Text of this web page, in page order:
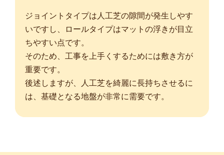
ジョイントタイプは人工芝の隙間が発生しやす
いですし、ロールタイプはマットの浮きが目立
ちやすい点です。
そのため、工事を上手くするためには敷き方が
重要です。
後述しますが、人工芝を綺麗に長持ちさせるに
は、基礎となる地盤が非常に需要です。